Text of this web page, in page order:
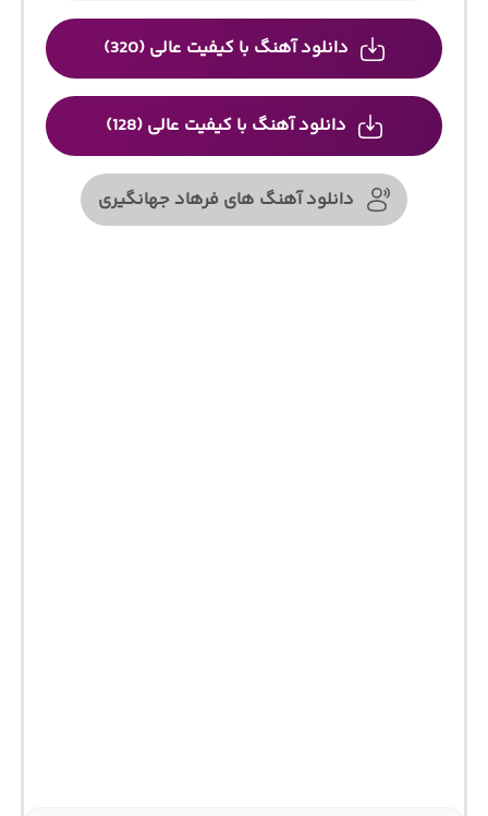
دانلود آهنگ با کیفیت عالی (320)
دانلود آهنگ با کیفیت عالی (128)
دانلود آهنگ های فرهاد جهانگیری